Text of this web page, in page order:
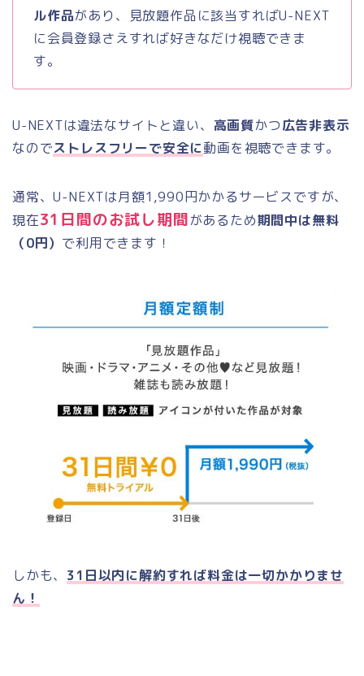
ル作品があり、見放題作品に該当すればU-NEXT
に会員登録さえすれば好きなだけ視聴できま
す。
U-NEXTは違法なサイトと違い、 高画質かつ広告非表示
なのでストレスフリーで安全に動画を視聴できます。
通常、U-NEXTは月額1,990円かかるサービスですが、
現在31日間のお試し期間があるため期間中は無料
（0円） で利用できます！
しかも、 31日以内に解約すれば料金は一切かかりませ
ん！